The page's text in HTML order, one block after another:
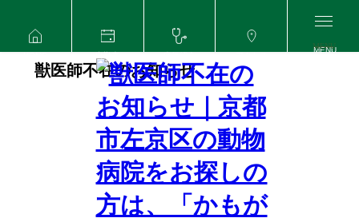
MENU
獣医師不在のお知らせ